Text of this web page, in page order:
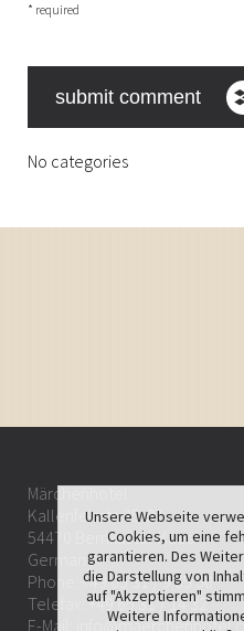
* required
No categories
Märchenhotel
Kallenfelsstr. 25-27
54470 Bernkastel-Kues
Germany
Phone: +49 65 31 / 9 65 50
Telefax: +49 65 31 / 14 32
E-Mail:
Unsere Webseite
Cookies, um eine
garantieren. Des
die Darstellung von
auf "Akzeptieren"
Weitere